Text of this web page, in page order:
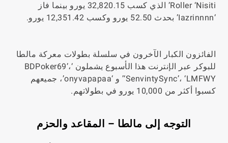
Roller ‘Nisiti’ الذي كسب 32,820.15 يورو بينما فاز
‘Iazrinnnn’ بحدث 52.50 يورو وكسب 12,351.42 يورو.
الفائزون الكبار الآخرون في سلسلة بطولات معركة مالطا
للبوكر عبر الإنترنت هذا الأسبوع يشملون ‘BDPoker69’،
‘SenvintySync’، ‘LMFWY’ و ‘onyvapapaa’، جميعهم
كسبوا أكثر من 10,000 يورو في بطولاتهم.
التوجه إلى مالطا – المقاعد والحزم